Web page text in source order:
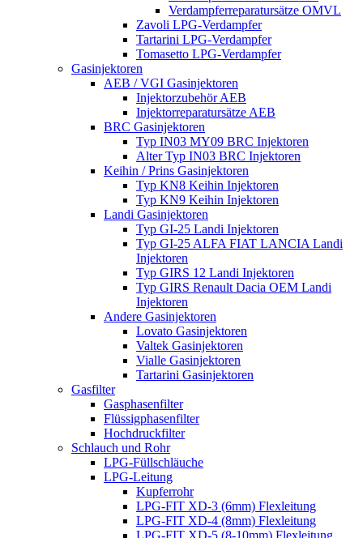
Verdampferreparatursätze OMVL
Zavoli LPG-Verdampfer
Tartarini LPG-Verdampfer
Tomasetto LPG-Verdampfer
Gasinjektoren
AEB / VGI Gasinjektoren
Injektorzubehör AEB
Injektorreparatursätze AEB
BRC Gasinjektoren
Typ IN03 MY09 BRC Injektoren
Alter Typ IN03 BRC Injektoren
Keihin / Prins Gasinjektoren
Typ KN8 Keihin Injektoren
Typ KN9 Keihin Injektoren
Landi Gasinjektoren
Typ GI-25 Landi Injektoren
Typ GI-25 ALFA FIAT LANCIA Landi
Injektoren
Typ GIRS 12 Landi Injektoren
Typ GIRS Renault Dacia OEM Landi
Injektoren
Andere Gasinjektoren
Lovato Gasinjektoren
Valtek Gasinjektoren
Vialle Gasinjektoren
Tartarini Gasinjektoren
Gasfilter
Gasphasenfilter
Flüssigphasenfilter
Hochdruckfilter
Schlauch und Rohr
LPG-Füllschläuche
LPG-Leitung
Kupferrohr
LPG-FIT XD-3 (6mm) Flexleitung
LPG-FIT XD-4 (8mm) Flexleitung
LPG-FIT XD-5 (8-10mm) Flexleitung